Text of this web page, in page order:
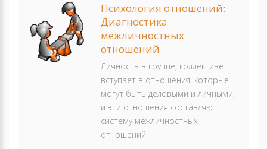
Психология отношений:
Диагностика
межличностных
отношений
Личность в группе, коллективе
вступает в отношения, которые
могут быть деловыми и личными,
и эти отношения составляют
систему межличностных
отношений.